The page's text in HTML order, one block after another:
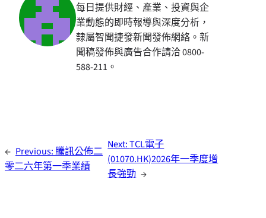
每日提供財經、產業、投資與企
業動態的即時報導與深度分析，
隸屬智聞捷發新聞發佈網絡。新
聞稿發佈與廣告合作請洽 0800-
588-211。
← Previous:騰訊公佈二
零二六年第一季業績
Next:TCL電子
(01070.HK)2026年一季度增
長強勁 →